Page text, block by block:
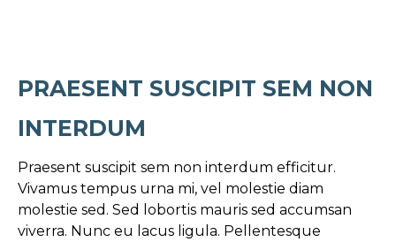
PRAESENT SUSCIPIT SEM NON
INTERDUM
Praesent suscipit sem non interdum efficitur.
Vivamus tempus urna mi, vel molestie diam
molestie sed. Sed lobortis mauris sed accumsan
viverra. Nunc eu lacus ligula. Pellentesque